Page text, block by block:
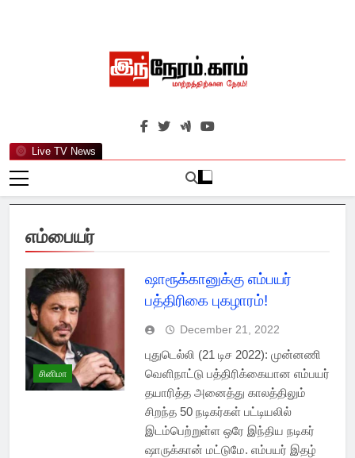
Live TV News
இந்நேரம்.காம்
செய்திகளுக்கு அப்பால்…
எம்பையர்
சினிமா
ஷாரூக்கானுக்கு எம்பயர்
பத்திரிகை புகழாரம்!
December 21, 2022
புதுடெல்லி (21 டிச 2022): முன்னணி
வெளிநாட்டு பத்திரிக்கையான எம்பயர்
தயாரித்த அனைத்து காலத்திலும்
சிறந்த 50 நடிகர்கள் பட்டியலில்
இடம்பெற்றுள்ள ஒரே இந்திய நடிகர்
ஷாருக்கான் மட்டுமே. எம்பயர் இதழ்